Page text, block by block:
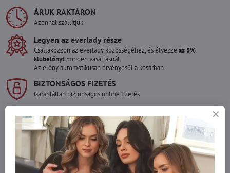
ÁRUK RAKTÁRON
Azonnal szállítjuk
Legyen az everlady része
Csatlakozzon az everlady közösségéhez, és élvezze az 5%
klubelőnyt minden vásárlásnál.
Az előny automatikusan érvényesül a kosárban.
BIZTONSÁGOS FIZETÉS
Garantáltan biztonságos online fizetés
Szeretne több terméket rendelni mint
amennyi raktáron van?
Ne habozzon kapcsolatba lépni velünk, raktárra szállítjuk az árut!